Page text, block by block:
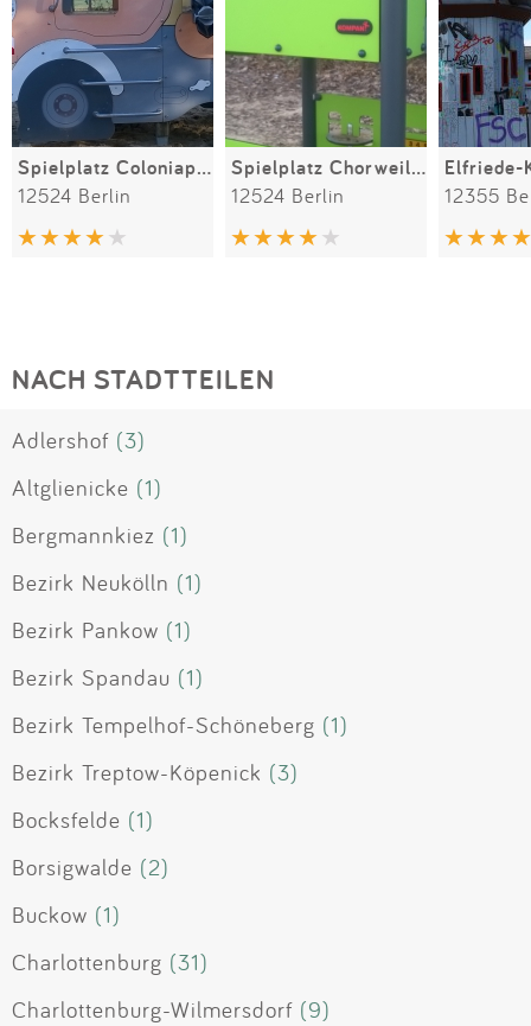
Spielplatz Coloniapark
12524 Berlin
Spielplatz Chorweiler Straße
12524 Berlin
Elfriede-
12355
NACH STADTTEILEN
Adlershof (3)
Altglienicke (1)
Bergmannkiez (1)
Bezirk Neukölln (1)
Bezirk Pankow (1)
Bezirk Spandau (1)
Bezirk Tempelhof-Schöneberg (1)
Bezirk Treptow-Köpenick (3)
Bocksfelde (1)
Borsigwalde (2)
Buckow (1)
Charlottenburg (31)
Charlottenburg-Wilmersdorf (9)